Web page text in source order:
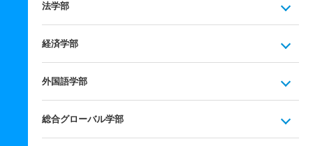
法学部
経済学部
外国語学部
総合グローバル学部